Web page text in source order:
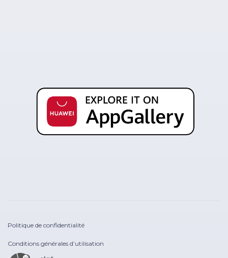
Politique de confidentialité
Conditions générales d’utilisation